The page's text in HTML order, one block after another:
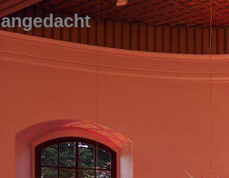
angedacht